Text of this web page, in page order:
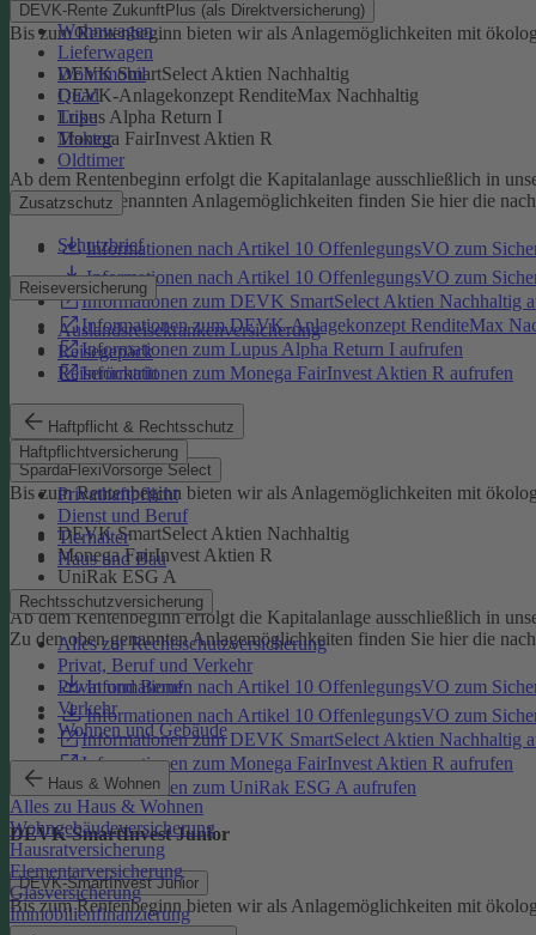
Wohnwagen
Lieferwagen
Wohnmobil
Quad
Trike
Traktor
Oldtimer
Zusatzschutz
Schutzbrief
Reiseversicherung
Auslandsreisekrankenversicherung
Reisegepäck
Reiserücktritt
Haftpflicht & Rechtsschutz
Haftpflichtversicherung
Privathaftpflicht
Dienst und Beruf
Tierhalter
Haus und Bau
Rechtsschutzversicherung
Alles zur Rechtsschutzversicherung
Privat, Beruf und Verkehr
Privat und Beruf
Verkehr
Wohnen und Gebäude
Haus & Wohnen
Alles zu Haus & Wohnen
Wohngebäudeversicherung
Hausratversicherung
Elementarversicherung
Glasversicherung
Immobilienfinanzierung
DEVK-Rente ZukunftPlus (als Direktversicherung)
Bis zum Rentenbeginn bieten wir als Anlagemöglichkeiten mit
DEVK SmartSelect Aktien Nachhaltig
DEVK-Anlagekonzept RenditeMax Nachhaltig
Lupus Alpha Return I
Monega FairInvest Aktien R
Ab dem Rentenbeginn erfolgt die Kapitalanlage ausschließlich in
Zu den oben genannten Anlagemöglichkeiten finden Sie hier die
Informationen nach Artikel 10 OffenlegungsVO zum
Informationen nach Artikel 10 OffenlegungsVO zum
Informationen zum DEVK SmartSelect Aktien Nachhaltig
Informationen zum DEVK-Anlagekonzept RenditeMax
Informationen zum Lupus Alpha Return I aufrufen
Informationen zum Monega FairInvest Aktien R aufrufen
SpardaFlexiVorsorge Select
SpardaFlexiVorsorge Select
Bis zum Rentenbeginn bieten wir als Anlagemöglichkeiten mit
DEVK SmartSelect Aktien Nachhaltig
Monega FairInvest Aktien R
UniRak ESG A
Ab dem Rentenbeginn erfolgt die Kapitalanlage ausschließlich in
Zu den oben genannten Anlagemöglichkeiten finden Sie hier die
Informationen nach Artikel 10 OffenlegungsVO zum
Informationen nach Artikel 10 OffenlegungsVO zum
Informationen zum DEVK SmartSelect Aktien Nachhaltig
Informationen zum Monega FairInvest Aktien R aufrufen
Informationen zum UniRak ESG A aufrufen
DEVK-SmartInvest Junior
DEVK-SmartInvest Junior
Bis zum Rentenbeginn bieten wir als Anlagemöglichkeiten mit